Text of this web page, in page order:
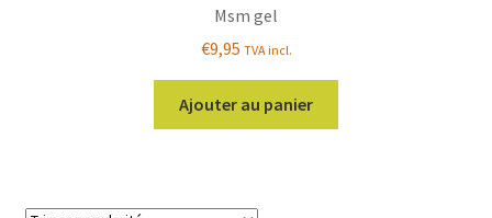
Msm gel
€9,95 TVA incl.
Ajouter au panier